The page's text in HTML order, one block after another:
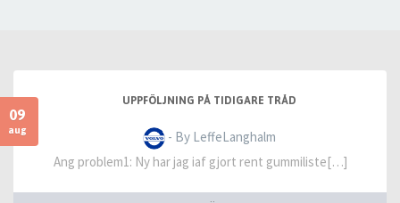
09
aug
UPPFÖLJNING PÅ TIDIGARE TRÅD
- By LeffeLanghalm
Ang problem1: Ny har jag iaf gjort rent gummiliste[…]